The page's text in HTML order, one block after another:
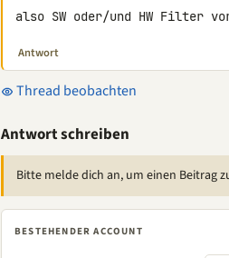
also SW oder/und HW Filter
Antwort
Thread beobachten
Antwort schreiben
Bitte melde dich an, um einen Beitrag
BESTEHENDER ACCOUNT